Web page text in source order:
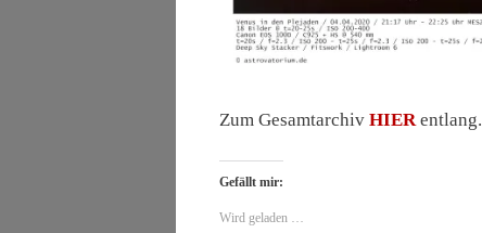
Zum Gesamtarchiv HIERentlang.
Gefällt mir:
Wird geladen …